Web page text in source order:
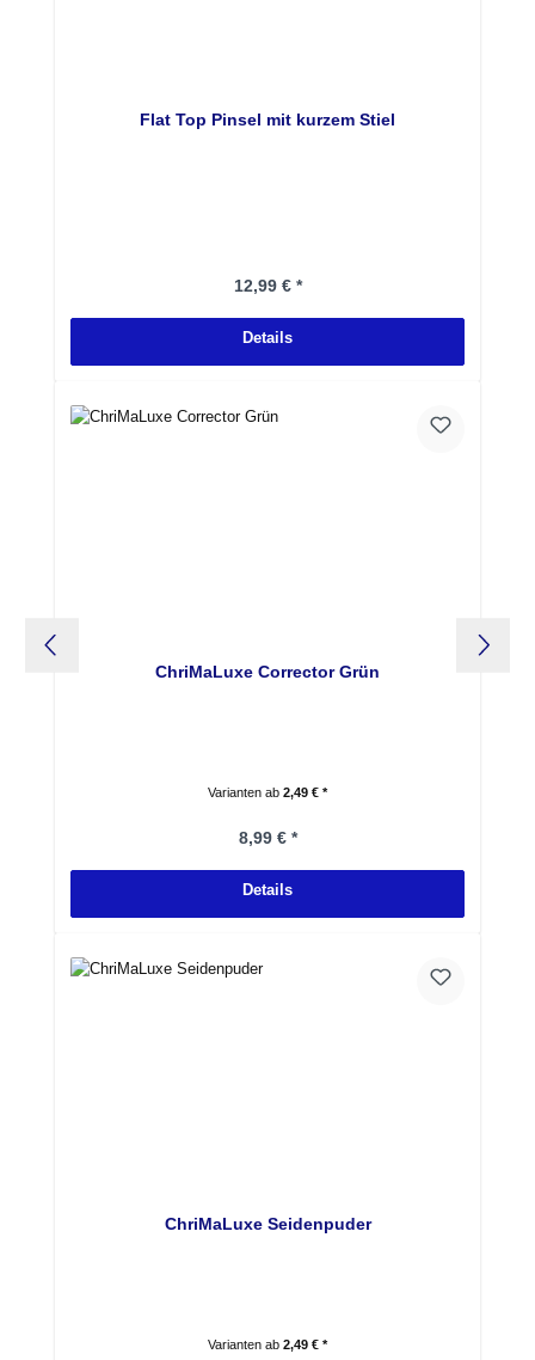
Flat Top Pinsel mit kurzem Stiel
Regulärer Preis:
12,99 € *
Details
ChriMaLuxe Corrector Grün
Varianten ab 2,49 € *
Regulärer Preis:
8,99 € *
Details
ChriMaLuxe Seidenpuder
Varianten ab 2,49 € *